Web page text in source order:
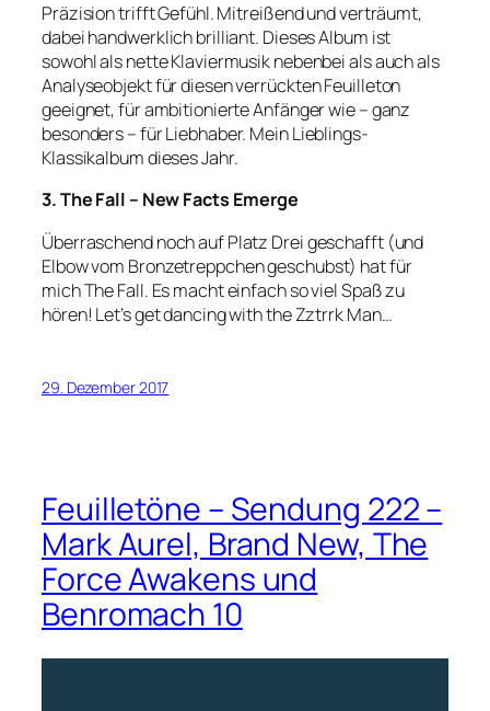
Präzision trifft Gefühl. Mitreißend und verträumt,
dabei handwerklich brilliant. Dieses Album ist
sowohl als nette Klaviermusik nebenbei als auch als
Analyseobjekt für diesen verrückten Feuilleton
geeignet, für ambitionierte Anfänger wie – ganz
besonders – für Liebhaber. Mein Lieblings-
Klassikalbum dieses Jahr.
3. The Fall – New Facts Emerge
Überraschend noch auf Platz Drei geschafft (und
Elbow vom Bronzetreppchen geschubst) hat für
mich The Fall. Es macht einfach so viel Spaß zu
hören! Let’s get dancing with the Zztrrk Man…
29. Dezember 2017
Feuilletöne – Sendung 222 –
Mark Aurel, Brand New, The
Force Awakens und
Benromach 10